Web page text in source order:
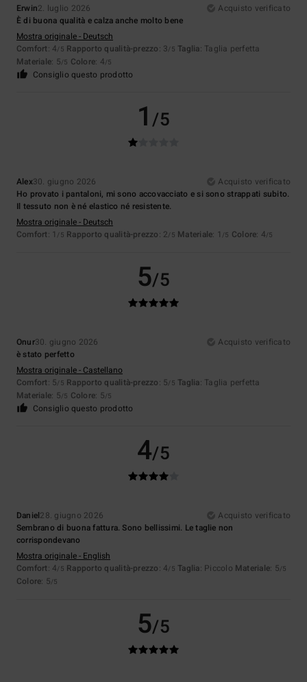
Erwin2. luglio 2026
Acquisto verificato
È di buona qualità e calza anche molto bene
Mostra originale - Deutsch
Comfort: 4/5 Rapporto qualità-prezzo: 3/5 Taglia: Taglia perfetta
Materiale: 5/5 Colore: 4/5
Consiglio questo prodotto
1/5
Alex30. giugno 2026
Acquisto verificato
Ho provato i pantaloni, mi sono accovacciato e si sono strappati subito.
Il tessuto non è né elastico né resistente.
Mostra originale - Deutsch
Comfort: 1 /5 Rapporto qualità-prezzo: 2/5 Materiale: 1 /5 Colore: 4/5
5/5
Onur30. giugno 2026
Acquisto verificato
è stato perfetto
Mostra originale - Castellano
Comfort: 5/5 Rapporto qualità-prezzo: 5/5 Taglia: Taglia perfetta
Materiale: 5/5 Colore: 5/5
Consiglio questo prodotto
4/5
Daniel28. giugno 2026
Acquisto verificato
Sembrano di buona fattura. Sono bellissimi. Le taglie non
corrispondevano
Mostra originale - English
Comfort: 4/5 Rapporto qualità-prezzo: 4/5 Taglia: Piccolo Materiale: 5/5
Colore: 5/5
5/5